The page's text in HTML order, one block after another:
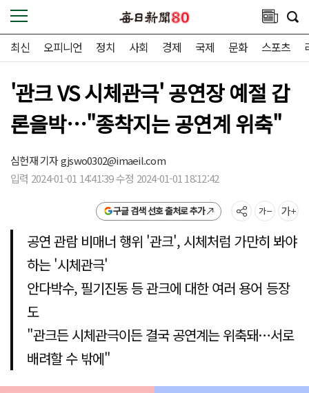
최신 오피니언 정치 사회 경제 국제 문화 스포츠
'관크 VS 시체관극' 공연장 예절 갑
론을박…"종착지는 공연계 위축"
심헌재 기자gjswo0302@imaeil.com
입력 2024-01-01 14:41:39 수정 2024-01-01 18:12:42
구글 검색 선호 출처로 추가
공연 관람 비매너 행위 '관크', 시체처럼 가만히 봐야
하는 '시체관극'
안다박수, 필기진동 등 관크에 대한 여러 용어 등장
도
"관크든 시체관극이든 결국 공연계는 위축돼…서로
배려할 수 밖에"